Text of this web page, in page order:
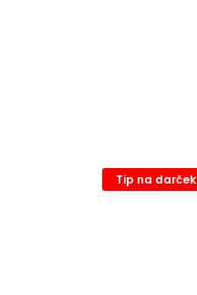
Tip na darček